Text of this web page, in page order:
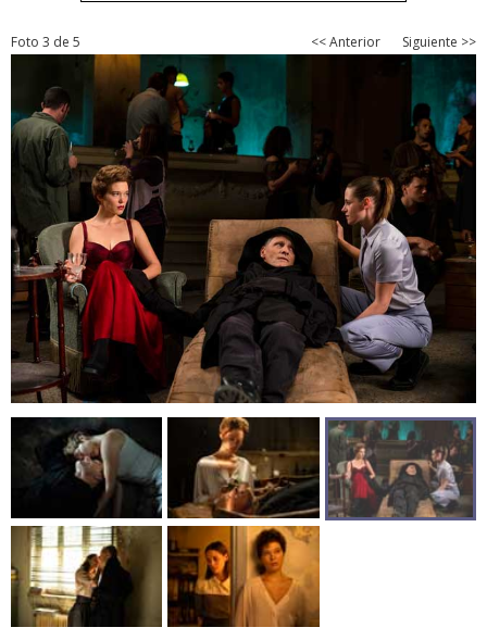
Foto 3 de 5 << Anterior Siguiente >>